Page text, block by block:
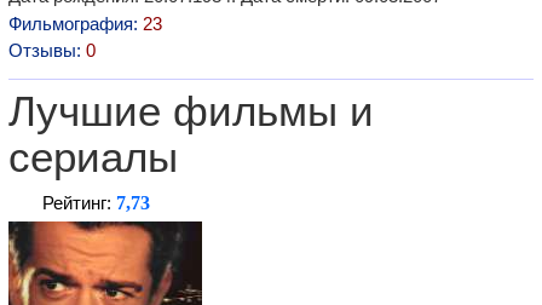
Фильмография: 23
Отзывы: 0
Лучшие фильмы и
сериалы
Рейтинг: 7,73